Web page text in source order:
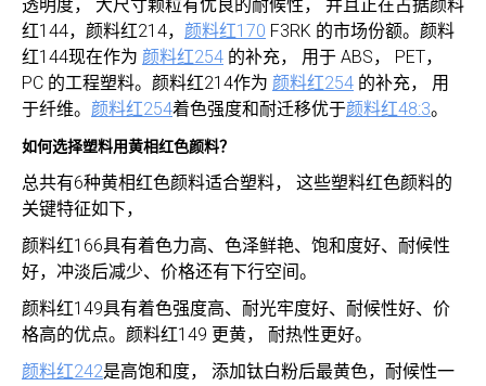
透明度， 大尺寸颗粒有优良的耐候性， 并且正在占据颜料
红144，颜料红214， 颜料红170 F3RK 的市场份额。颜料
红144现在作为 颜料红254 的补充， 用于 ABS， PET，
PC 的工程塑料。颜料红214作为 颜料红254 的补充， 用
于纤维。 颜料红254着色强度和耐迁移优于颜料红48:3。
如何选择塑料用黄相红色颜料？
总共有6种黄相红色颜料适合塑料， 这些塑料红色颜料的
关键特征如下，
颜料红166具有着色力高、色泽鲜艳、饱和度好、耐候性
好，冲淡后减少、价格还有下行空间。
颜料红149具有着色强度高、耐光牢度好、耐候性好、价
格高的优点。颜料红149 更黄， 耐热性更好。
颜料红242是高饱和度， 添加钛白粉后最黄色，耐候性一